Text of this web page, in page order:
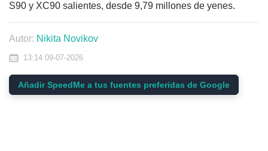
S90 y XC90 salientes, desde 9,79 millones de yenes.
Autor: Nikita Novikov
13:14 09-07-2026
Añadir SpeedMe a tus fuentes preferidas de Google